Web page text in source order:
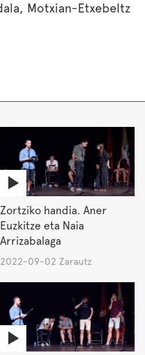
Motxian-Etxebeltz
Zortziko handia. Aner
Euzkitze eta Naia
Arrizabalaga
2022-09-02 Zarautz